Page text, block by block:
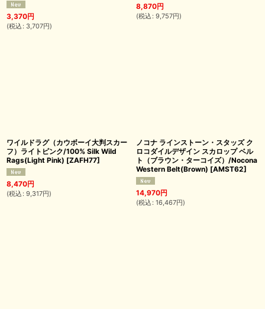
3,370円
(税込 : 3,707円)
8,870円
(税込 : 9,757円)
ワイルドラグ（カウボーイ大判スカー
フ）ライトピンク/100% Silk Wild
Rags(Light Pink) [ZAFH77]
8,470円
(税込 : 9,317円)
ノコナ ラインストーン・スタッズ ク
ロコダイルデザイン スカロップ ベル
ト（ブラウン・ターコイズ）/Nocona
Western Belt(Brown) [AMST62]
14,970円
(税込 : 16,467円)